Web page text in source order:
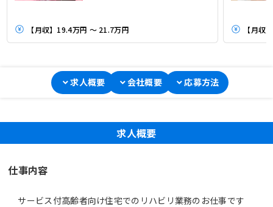
【月収】19.4万円 ～ 21.7万円 【月収
求人概要 会社概要 応募方法
求人概要
仕事内容
サービス付高齢者向け住宅でのリハビリ業務のお仕事です